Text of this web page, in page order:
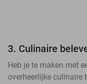
3. Culinaire
Heb je te maken met
overheerlijke culinaire